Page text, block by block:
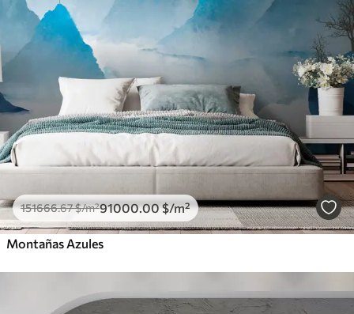
151666.67$/m²91000.00$/m²
Montañas Azules